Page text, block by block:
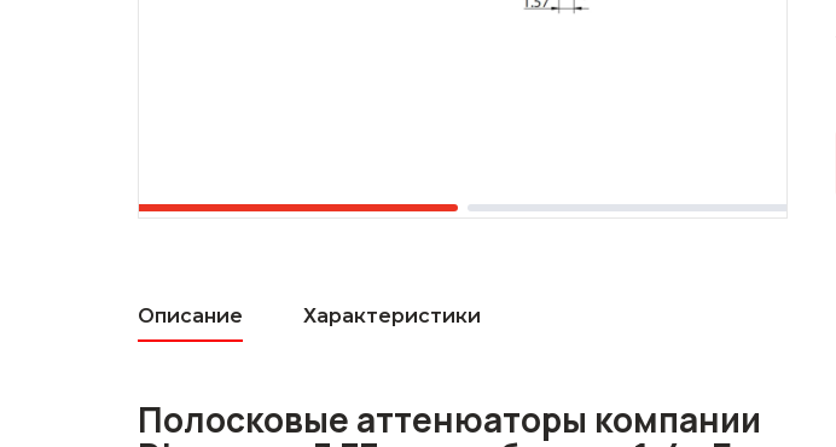
Описание Характеристики
Полосковые аттенюаторы компании